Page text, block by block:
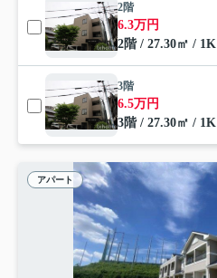
2階
6.3万円
2階 / 27.30㎡ / 1K
3階
6.5万円
3階 / 27.30㎡ / 1K
アパート